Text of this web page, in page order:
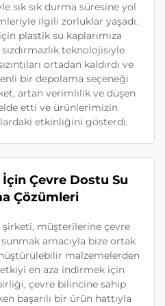
sık sık durma süresine yol
ilgili zorluklar yaşadı.
plastik su kaplarımıza
teknolojisiyle
ortadan kaldırdı ve
bir depolama seçeneği
artan verimlilik ve düşen
etti ve ürünlerimizin
etkinliğini gösterdi.
Çevre Dostu Su
Çözümleri
şirketi, müşterilerine çevre
amacıyla bize ortak
malzemelerden
en aza indirmek için
çevre bilincine sahip
başarılı bir ürün hattıyla